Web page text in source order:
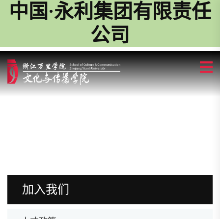
中国·永利集团有限责任
公司
加入我们